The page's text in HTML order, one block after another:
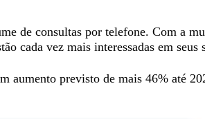
de consultas por telefone. Com a
cada vez mais interessadas em seus
aumento previsto de mais 46% até